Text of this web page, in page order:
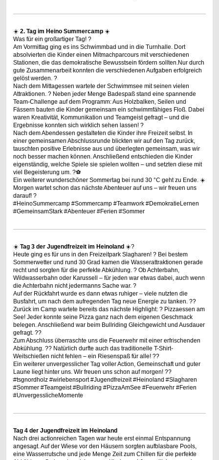
☀️ 2. Tag im Heino Summercamp☀️
Was für ein großartiger Tag! ?
Am Vormittag ging es ins Schwimmbad und in die Turnhalle. Dort
absolvierten die Kinder einen Mitmachparcours mit verschiedenen
Stationen, die das demokratische Bewusstsein fördern sollten.Nur durch
gute Zusammenarbeit konnten die verschiedenen Aufgaben erfolgreich
gelöst werden. ?
Nach dem Mittagessen wartete der Schwimmsee mit seinen vielen
Attraktionen. ?️ Neben jeder Menge Badespaß stand eine spannende
Team-Challenge auf dem Programm: Aus Holzbalken, Seilen und
Fässern bauten die Kinder gemeinsam ein schwimmfähiges Floß. Dabei
waren Kreativität, Kommunikation und Teamgeist gefragt – und die
Ergebnisse konnten sich wirklich sehen lassen! ?
Nach dem Abendessen gestalteten die Kinder ihre Freizeit selbst. In
einer gemeinsamen Abschlussrunde blickten wir auf den Tag zurück,
tauschten positive Erlebnisse aus und überlegten gemeinsam, was wir
noch besser machen können. Anschließend entschieden die Kinder
eigenständig, welche Spiele sie spielen wollten – und setzten diese mit
viel Begeisterung um. ?⚽
Ein weiterer wunderschöner Sommertag bei rund 30 °C geht zu Ende. ☀️
Morgen wartet schon das nächste Abenteuer auf uns – wir freuen uns
darauf! ?
#HeinoSummercamp #Sommercamp #Teamwork #DemokratieLernen
#GemeinsamStark #Abenteuer #Ferien #Sommer
☀️ Tag 3 der Jugendfreizeit im Heinoland☀️?
Heute ging es für uns in den Freizeitpark Slagharen! ? Bei bestem
Sommerwetter und rund 30 Grad kamen die Wasserattraktionen gerade
recht und sorgten für die perfekte Abkühlung. ? Ob Achterbahn,
Wildwasserbahn oder Karussell – für jeden war etwas dabei, auch wenn
die Achterbahn nicht jedermanns Sache war. ?
Auf der Rückfahrt wurde es dann etwas ruhiger – viele nutzten die
Busfahrt, um nach dem aufregenden Tag neue Energie zu tanken. ??
Zurück im Camp wartete bereits das nächste Highlight: ? Pizzaessen am
See! Jeder konnte seine Pizza ganz nach dem eigenen Geschmack
belegen. Anschließend war beim Bullriding Gleichgewicht und Ausdauer
gefragt. ??
Zum Abschluss überraschte uns die Feuerwehr mit einer erfrischenden
Abkühlung. ?? Natürlich durfte auch das traditionelle T-Shirt-
Weitschießen nicht fehlen – ein Riesenspaß für alle! ??
Ein weiterer unvergesslicher Tag voller Action, Gemeinschaft und guter
Laune liegt hinter uns. Wir freuen uns schon auf morgen! ??
#tsgnordholz #wirlebensport #Jugendfreizeit #Heinoland #Slagharen
#Sommer #Teamgeist #Bullriding #PizzaAmSee #Feuerwehr #Ferien
#UnvergesslicheMomente
Tag 4 der Jugendfreizeit im Heinoland
Nach drei actionreichen Tagen war heute erst einmal Entspannung
angesagt. Auf der Wiese vor den Häusern sorgten aufblasbare Pools,
eine Wasserrutsche und jede Menge Zeit zum Chillen für die perfekte